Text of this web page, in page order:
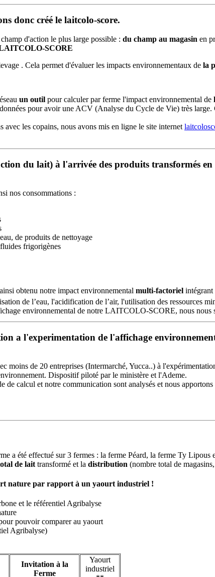
donc créé le laitcolo-score.
d'action le plus large possible : du champ au magasin en
SCORE
. Cela permet d'évaluer les impacts environnementaux de la
un outil pour calculer par ferme l'impact environnemental de
pour avoir une ACV (Analyse du Cycle de Vie) très
avec les copains, nous avons mis en ligne le site internet
du lait) à l'arrivée des produits transformés en
nos consommations :
de produits de nettoyage
frigorigènes
obtenu notre impact environnemental multi-factoriel
de l’eau, l'acidification de l’air, l'utilisation des ressources
environnemental de notre LAITCOLO-SCORE, nous nous
a l'experimentation de l'affichage
moins de 20 entreprises (Intermarché, Yucca..) à
Dispositif piloté par le ministère et l'Ademe.
de calcul et notre communication sont analysés et nous
a été effectué sur 3 fermes : la ferme Péard, la ferme Ty Lipous
de lait transformé et la distribution (nombre total de
nature par rapport à un yaourt industriel !
et le référentiel Agribalyse
pouvoir comparer au yaourt
Agribalyse)
Invitation à la
Ferme
Yaourt
industriel